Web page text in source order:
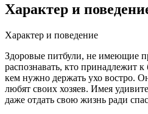
Характер и
Характер и поведение
Здоровые питбули, не имеющие
распознавать, кто принадлежит
кем нужно держать ухо востро.
любят своих хозяев. Имея
даже отдать свою жизнь ради